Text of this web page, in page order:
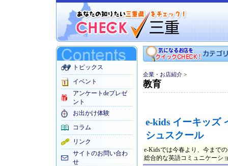
トピックス
イベント
アンケートdeプレゼ
ント
お出かけ体験
コラム
リンク
サイトのお問い合わ
せ
企業・お店紹介 >
教育
e-kids イーキッズ
シュスクール
e-Kidsでは今春より、今まで
総合的な英語コミュニケーシ